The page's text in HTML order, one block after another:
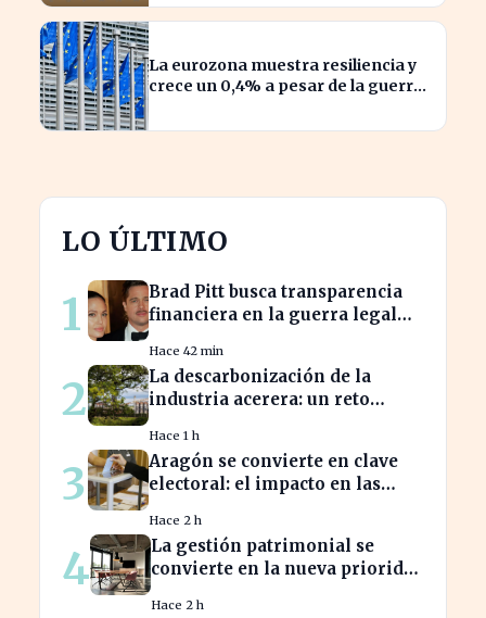
La eurozona muestra resiliencia y
crece un 0,4% a pesar de la guerra
LO ÚLTIMO
1
Brad Pitt busca transparencia
financiera en la guerra legal
Hace 42 min
2
La descarbonización de la
industria acerera: un reto
Hace 1 h
3
Aragón se convierte en clave
electoral: el impacto en las
Hace 2 h
4
La gestión patrimonial se
convierte en la nueva prioridad
Hace 2 h